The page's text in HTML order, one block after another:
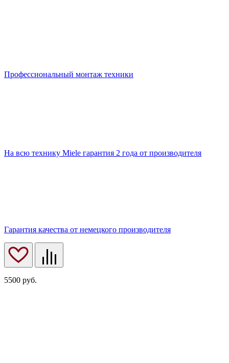
Профессиональный монтаж техники
На всю технику Miele гарантия 2 года от производителя
Гарантия качества от немецкого производителя
5500 руб.